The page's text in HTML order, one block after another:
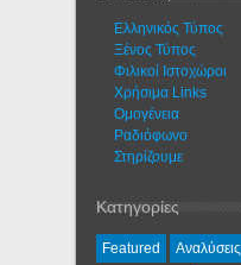
Ελληνικός Τύπος
Ξένος Τύπος
Φιλικοί Ιστοχώροι
Χρήσιμα Links
Ομογένεια
Ραδιόφωνο
Στηρίζουμε
Κατηγορίες
Featured Αναλύσεις